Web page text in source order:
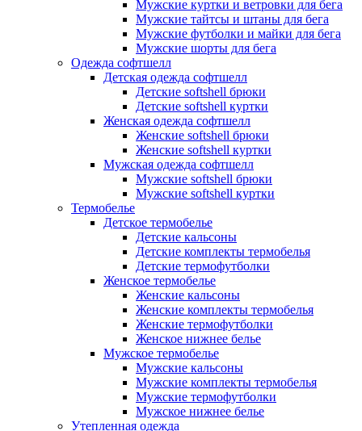
Мужские куртки и ветровки для бега
Мужские тайтсы и штаны для бега
Мужские футболки и майки для бега
Мужские шорты для бега
Одежда софтшелл
Детская одежда софтшелл
Детские softshell брюки
Детские softshell куртки
Женская одежда софтшелл
Женские softshell брюки
Женские softshell куртки
Мужская одежда софтшелл
Мужские softshell брюки
Мужские softshell куртки
Термобелье
Детское термобелье
Детские кальсоны
Детские комплекты термобелья
Детские термофутболки
Женское термобелье
Женские кальсоны
Женские комплекты термобелья
Женские термофутболки
Женское нижнее белье
Мужское термобелье
Мужские кальсоны
Мужские комплекты термобелья
Мужские термофутболки
Мужское нижнее белье
Утепленная одежда